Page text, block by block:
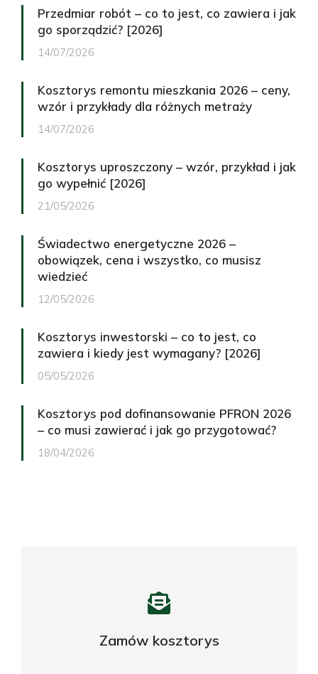
Przedmiar robót – co to jest, co zawiera i jak
go sporządzić? [2026]
14/07/2026
Kosztorys remontu mieszkania 2026 – ceny,
wzór i przykłady dla różnych metraży
14/07/2026
Kosztorys uproszczony – wzór, przykład i jak
go wypełnić [2026]
21/05/2026
Świadectwo energetyczne 2026 –
obowiązek, cena i wszystko, co musisz
wiedzieć
12/05/2026
Kosztorys inwestorski – co to jest, co
zawiera i kiedy jest wymagany? [2026]
05/05/2026
Kosztorys pod dofinansowanie PFRON 2026
– co musi zawierać i jak go przygotować?
18/04/2026
Zamów kosztorys
Potrzebujesz profesjonalnego
kosztorysu?